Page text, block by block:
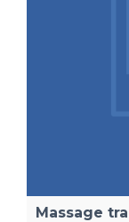
Massage